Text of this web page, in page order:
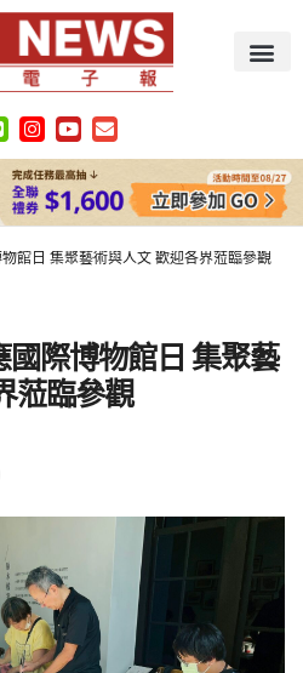
館日 集聚藝術與人文 歡迎各界蒞臨參觀
際博物館日 集聚藝
蒞臨參觀